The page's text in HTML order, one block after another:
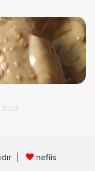
2023
| nefiis